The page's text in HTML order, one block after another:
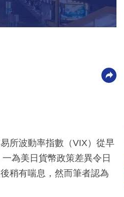
所波動率指數（VIX）從早
為美日貨幣政策差異令日
稍有喘息，然而筆者認為